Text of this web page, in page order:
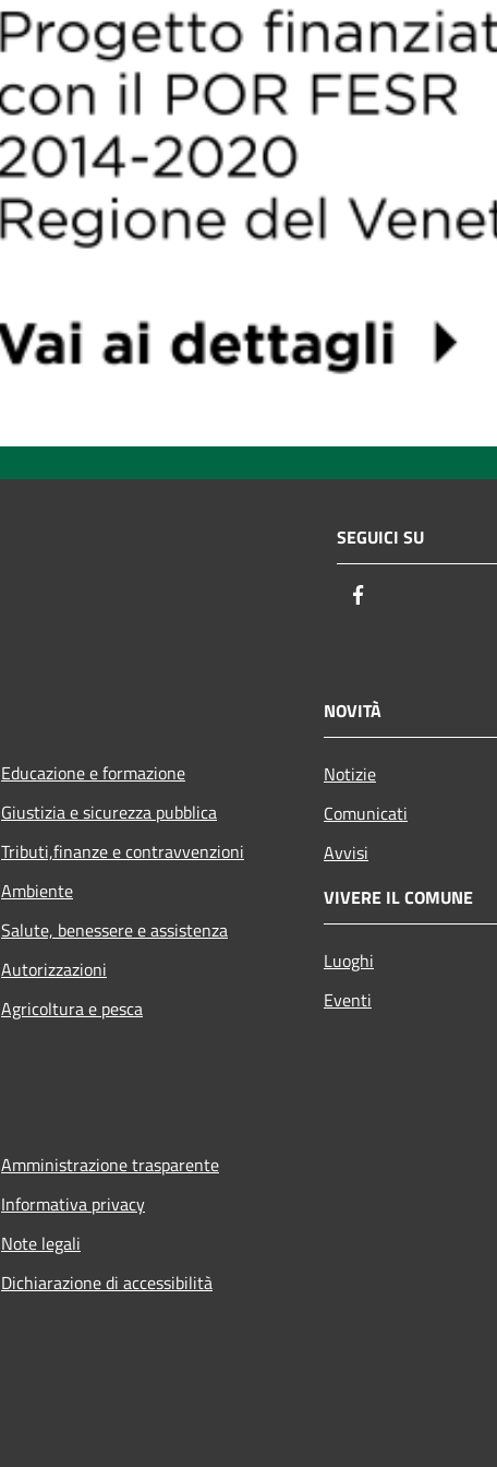
SEGUICI SU
Educazione e formazione
Giustizia e sicurezza pubblica
Tributi,finanze e contravvenzioni
Ambiente
Salute, benessere e assistenza
Autorizzazioni
Agricoltura e pesca
NOVITÀ
Notizie
Comunicati
Avvisi
VIVERE IL COMUNE
Luoghi
Eventi
Amministrazione trasparente
Informativa privacy
Note legali
Dichiarazione di accessibilità